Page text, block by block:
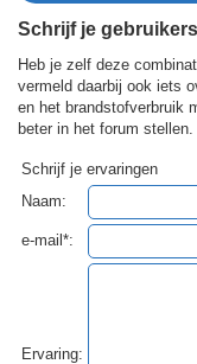
Schrijf je
Heb je zelf deze
vermeld daarbij ook iets
en het brandstofverbruik
beter in het forum stellen.
Schrijf je ervaringen
Naam:
e-mail*:
Ervaring: